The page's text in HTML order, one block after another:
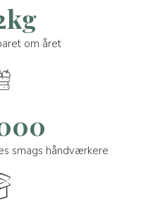
om året
smags håndværkere